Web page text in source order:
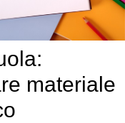
materiale